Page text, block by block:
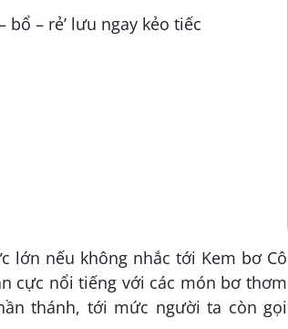
lớn nếu không nhắc tới Kem bơ Cô
cực nổi tiếng với các món bơ thơm
thánh, tới mức người ta còn gọi